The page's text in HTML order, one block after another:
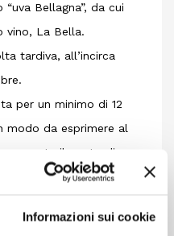
Informazioni sui cookie
Bellagna”, da cui
vino, La Bella.
tardiva, all’incirca
per un minimo di 12
modo da esprimere al
il punto di
la sua potenzialità,